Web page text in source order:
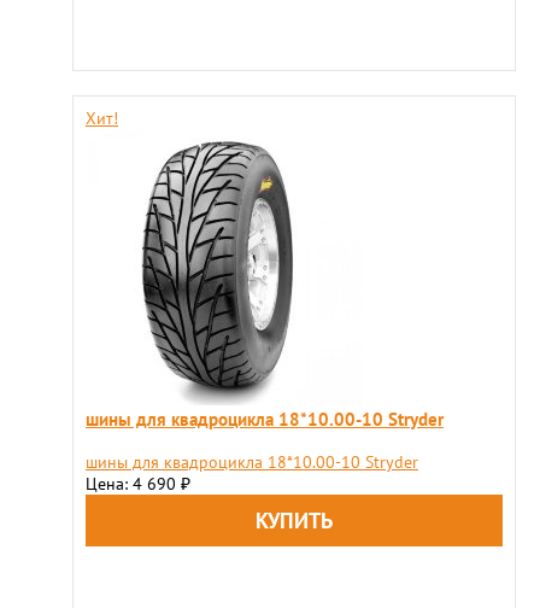
Хит!
шины для квадроцикла 18*10.00-10 Stryder
шины для квадроцикла 18*10.00-10 Stryder
Цена: 4 690 ₽